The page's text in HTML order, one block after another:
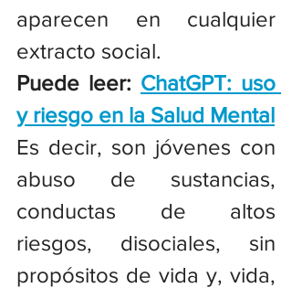
aparecen en cualquier
extracto social.
Puede leer: ChatGPT: uso
y riesgo en la Salud Mental
Es decir, son jóvenes con
abuso de sustancias,
conductas de altos
riesgos, disociales, sin
propósitos de vida y, vida,